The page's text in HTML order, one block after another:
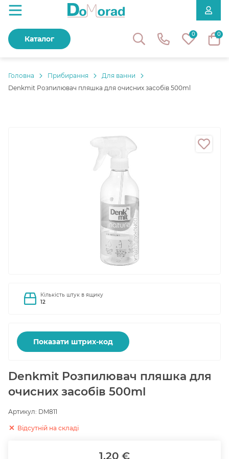
0 0
Каталог
Головнa Прибирання
Для ванни
Denkmit Розпилювач пляшка для очисних засобів 500ml
Кількість штук в ящику
12
Показати штрих-код
Denkmit Розпилювач пляшка для
очисних засобів 500ml
Артикул: DM811
Відсутній на складі
1.20 €